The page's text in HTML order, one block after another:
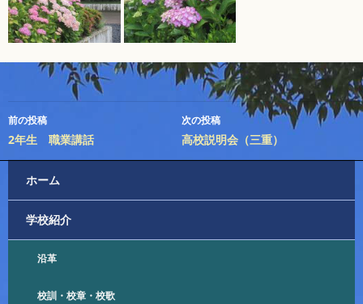
投
稿
ナ
ビ
ゲ
ー
シ
前の投稿
2年生 職業講話
次の投稿
高校説明会（三重）
ホーム
学校紹介
沿革
校訓・校章・校歌